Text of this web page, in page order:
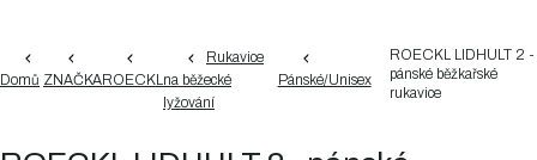
Domů ZNAČKAROECKL
Rukavice
na běžecké
lyžování
Pánské/Unisex
ROECKL LIDHULT 2 -
pánské běžkařské
rukavice